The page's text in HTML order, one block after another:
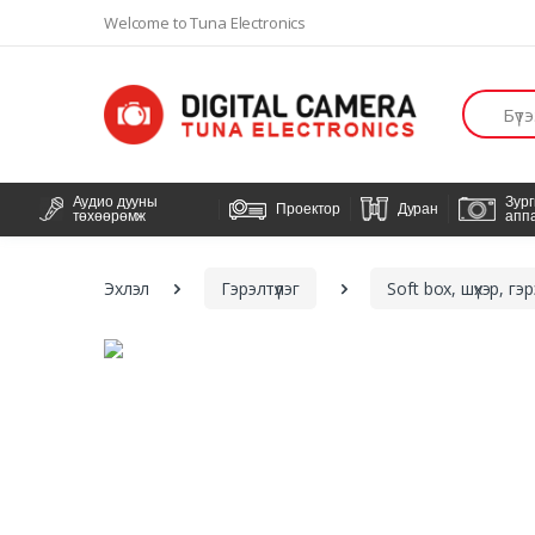
Welcome to Tuna Electronics
Хайлт
Аудио дууны
төхөөрөмж
Проектор Дуран
Эхлэл Гэрэлтүүлэг Soft box, шүхэр,